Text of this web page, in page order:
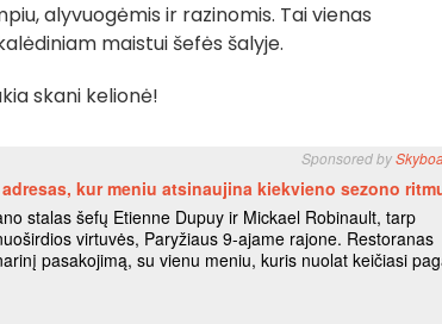
alyvuogėmis ir razinomis. Tai vienas
maistui šefės šalyje.
skani kelionė!